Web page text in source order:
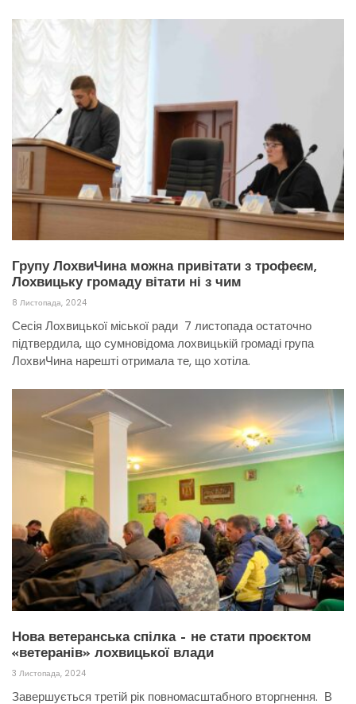
Групу ЛохвиЧина можна привітати з трофеєм,
Лохвицьку громаду вітати ні з чим
8 Листопада, 2024
Сесія Лохвицької міської ради 7 листопада остаточно
підтвердила, що сумновідома лохвицькій громаді група
ЛохвиЧина нарешті отримала те, що хотіла.
Нова ветеранська спілка – не стати проєктом
«ветеранів» лохвицької влади
3 Листопада, 2024
Завершується третій рік повномасштабного вторгнення. В